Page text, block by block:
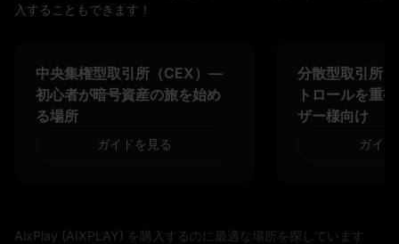
入することもできます！
中央集権型取引所（CEX）—
初心者が暗号資産の旅を始め
る場所
ガイドを見る
分散型取引所
トロールを重
ザー様向け
ガイ
AixPlay (AIXPLAY) を購入するのに最適な場所を探しています